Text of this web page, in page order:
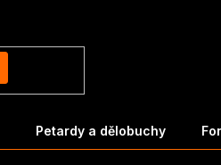
Petardy a dělobuchy